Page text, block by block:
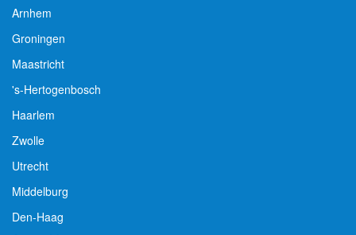
Arnhem
Groningen
Maastricht
's-Hertogenbosch
Haarlem
Zwolle
Utrecht
Middelburg
Den-Haag